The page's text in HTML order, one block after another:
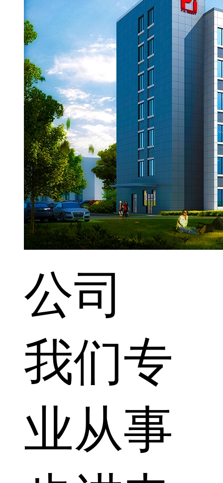
公司
我们专
业从事